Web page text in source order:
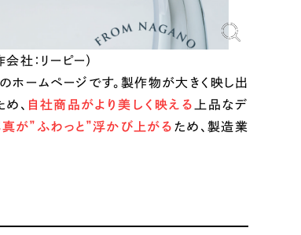
会社：リーピー）
ホームページです。製作物が大きく映し出
、 自社商品がより美しく映える 上品なデ
が”ふわっと”浮かび上がる ため、製造業